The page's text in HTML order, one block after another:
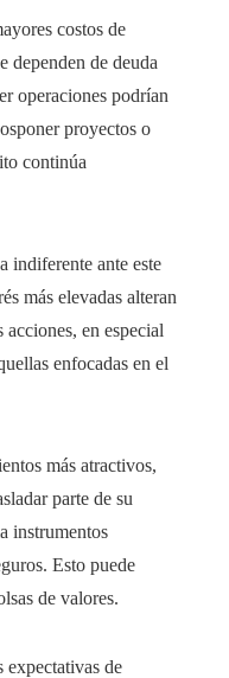
costos de
dependen de deuda
operaciones podrían
proyectos o
continúa
indiferente ante este
más elevadas alteran
en especial
enfocadas en el
más atractivos,
parte de su
instrumentos
Esto puede
de valores.
expectativas de